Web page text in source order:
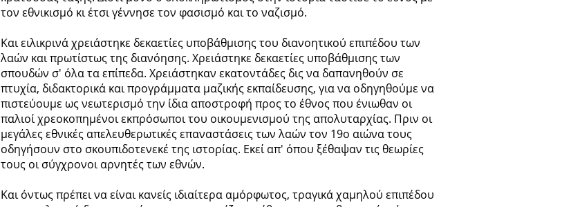
τον εθνικισμό κι έτσι γέννησε τον φασισμό και το ναζισμό.
Και ειλικρινά χρειάστηκε δεκαετίες υποβάθμισης του διανοητικού επιπέδου των
λαών και πρωτίστως της διανόησης. Χρειάστηκε δεκαετίες υποβάθμισης των
σπουδών σ' όλα τα επίπεδα. Χρειάστηκαν εκατοντάδες δις να δαπανηθούν σε
πτυχία, διδακτορικά και προγράμματα μαζικής εκπαίδευσης, για να οδηγηθούμε να
πιστεύουμε ως νεωτερισμό την ίδια αποστροφή προς το έθνος που ένιωθαν οι
παλιοί χρεοκοπημένοι εκπρόσωποι του οικουμενισμού της απολυταρχίας. Πριν οι
μεγάλες εθνικές απελευθερωτικές επαναστάσεις των λαών τον 19ο αιώνα τους
οδηγήσουν στο σκουπιδοτενεκέ της ιστορίας. Εκεί απ' όπου ξέθαψαν τις θεωρίες
τους οι σύγχρονοι αρνητές των εθνών.
Και όντως πρέπει να είναι κανείς ιδιαίτερα αμόρφωτος, τραγικά χαμηλού επιπέδου